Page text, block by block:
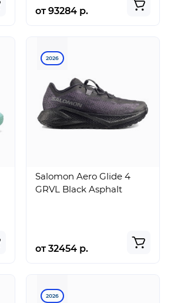
от 93284 р.
2026
Salomon Aero Glide 4
GRVL Black Asphalt
от 32454 р.
2026